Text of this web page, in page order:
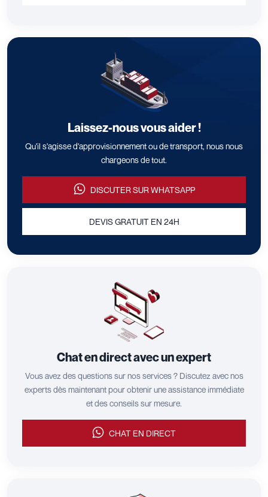
Laissez-nous vous aider !
Qu'il s'agisse d'approvisionnement ou de transport, nous nous
chargeons de tout.
DISCUTER SUR WHATSAPP
DEVIS GRATUIT EN 24H
Chat en direct avec un expert
Vous avez des questions sur nos services ? Discutez avec nos
experts dès maintenant pour obtenir une assistance immédiate
et des conseils sur mesure.
CHAT EN DIRECT